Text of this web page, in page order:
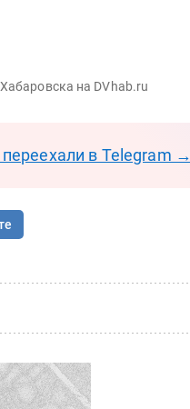
на DVhab.ru
в Telegram →